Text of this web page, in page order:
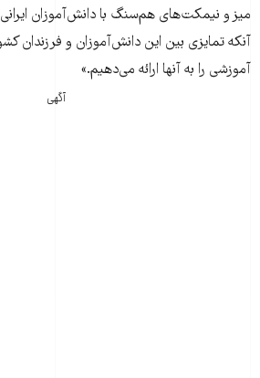
میز و نیمکت‌های هم‌سنگ با دانش‌آموزان
آنکه تمایزی بین این دانش‌آموزان و فرزندان
آموزشی را به آنها ارائه می‌دهیم.»
آگهی